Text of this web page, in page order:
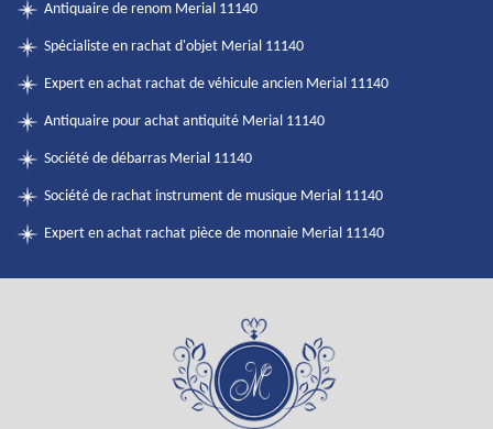
Antiquaire de renom Merial 11140
Spécialiste en rachat d'objet Merial 11140
Expert en achat rachat de véhicule ancien Merial 11140
Antiquaire pour achat antiquité Merial 11140
Société de débarras Merial 11140
Société de rachat instrument de musique Merial 11140
Expert en achat rachat pièce de monnaie Merial 11140